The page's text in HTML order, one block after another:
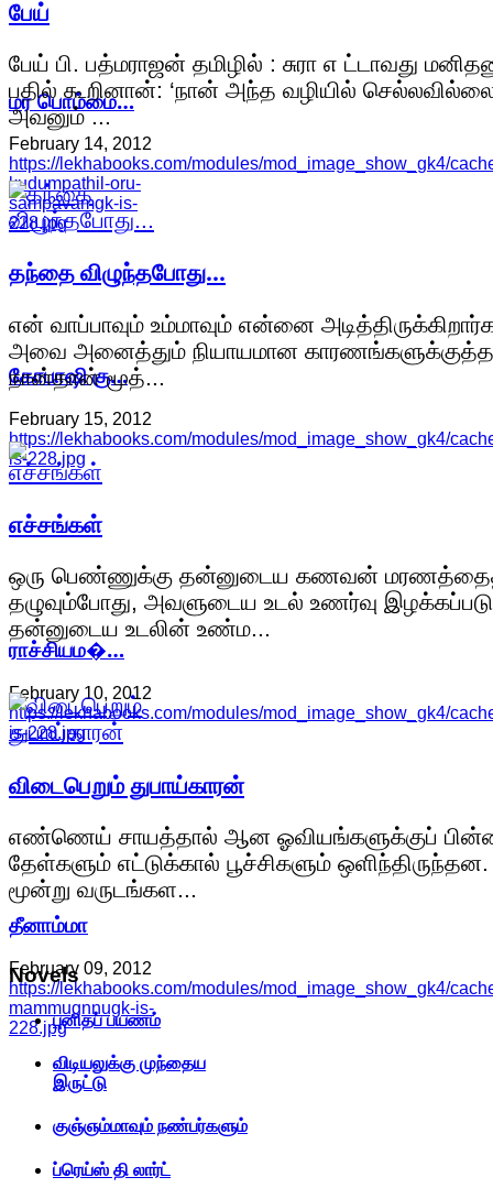
மர பொம்மை…
February 14, 2012
https://lekhabooks.com/modules/mod_image_show_gk4/
kudumpathil-oru-
sampavamgk-is-
228.jpg
கோபாஷி கு…
February 15, 2012
https://lekhabooks.com/modules/mod_image_show_gk4/
is-228.jpg
ராச்சியம�…
February 10, 2012
https://lekhabooks.com/modules/mod_image_show_gk4/
is-228.jpg
தீனாம்மா
February 09, 2012
https://lekhabooks.com/modules/mod_image_show_gk4/
mammugnnugk-is-
228.jpg
பேய்
பேய் பி. பத்மராஜன் தமிழில் : சுரா எ ட்டாவது
பதில் கூறினான்: ‘நான் அந்த வழியில்
அவனும் ...
தந்தை விழுந்தபோது...
என் வாப்பாவும் உம்மாவும் என்னை
அவை அனைத்தும் நியாயமான
நான்தான் மூத்...
எச்சங்கள்
ஒரு பெண்ணுக்கு தன்னுடைய கணவன்
தழுவும்போது, அவளுடைய உடல் உணர்வு
தன்னுடைய உடலின் உண்ம...
விடைபெறும் துபாய்காரன்
எண்ணெய் சாயத்தால் ஆன ஓவியங்களுக்குப்
தேள்களும் எட்டுக்கால் பூச்சிகளும் ஒளிந்திருந்தன.
மூன்று வருடங்கள...
Novels
புனிதப் பயணம்
விடியலுக்கு முந்தைய
இருட்டு
குஞ்ஞம்மாவும் நண்பர்களும்
ப்ரெய்ஸ் தி லார்ட்